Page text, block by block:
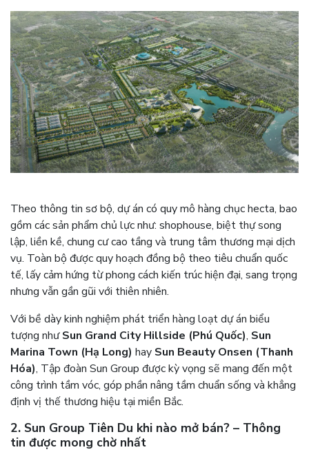
Theo thông tin sơ bộ, dự án có quy mô hàng chục hecta, bao
gồm các sản phẩm chủ lực như: shophouse, biệt thự song
lập, liền kề, chung cư cao tầng và trung tâm thương mại dịch
vụ. Toàn bộ được quy hoạch đồng bộ theo tiêu chuẩn quốc
tế, lấy cảm hứng từ phong cách kiến trúc hiện đại, sang trọng
nhưng vẫn gần gũi với thiên nhiên.
Với bề dày kinh nghiệm phát triển hàng loạt dự án biểu
tượng nhưSun Grand City Hillside (Phú Quốc), Sun
Marina Town (Hạ Long) hay Sun Beauty Onsen (Thanh
Hóa), Tập đoàn Sun Group được kỳ vọng sẽ mang đến một
công trình tầm vóc, góp phần nâng tầm chuẩn sống và khẳng
định vị thế thương hiệu tại miền Bắc.
2. Sun Group Tiên Du khi nào mở bán? – Thông
tin được mong chờ nhất